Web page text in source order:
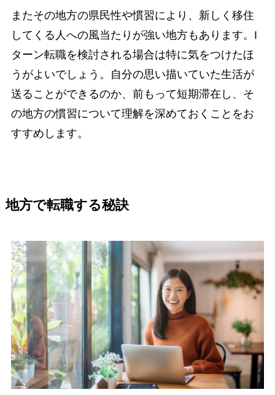
またその地方の県民性や慣習により、新しく移住
してくる人への風当たりが強い地方もあります。I
ターン転職を検討される場合は特に気をつけたほ
うがよいでしょう。自分の思い描いていた生活が
送ることができるのか、前もって短期滞在し、そ
の地方の慣習について理解を深めておくことをお
すすめします。
地方で転職する秘訣